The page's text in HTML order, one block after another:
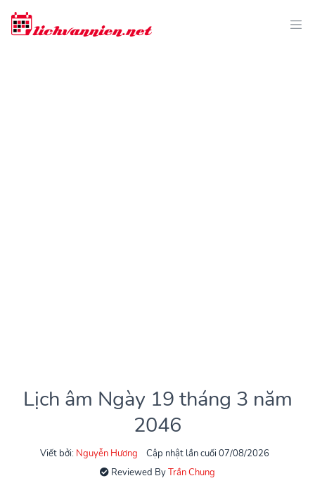
Lịch âm Ngày 19 tháng 3 năm
2046
Viết bởi: Nguyễn Hương
Cập nhật lần cuối 07/08/2026
Reviewed ByTrần Chung